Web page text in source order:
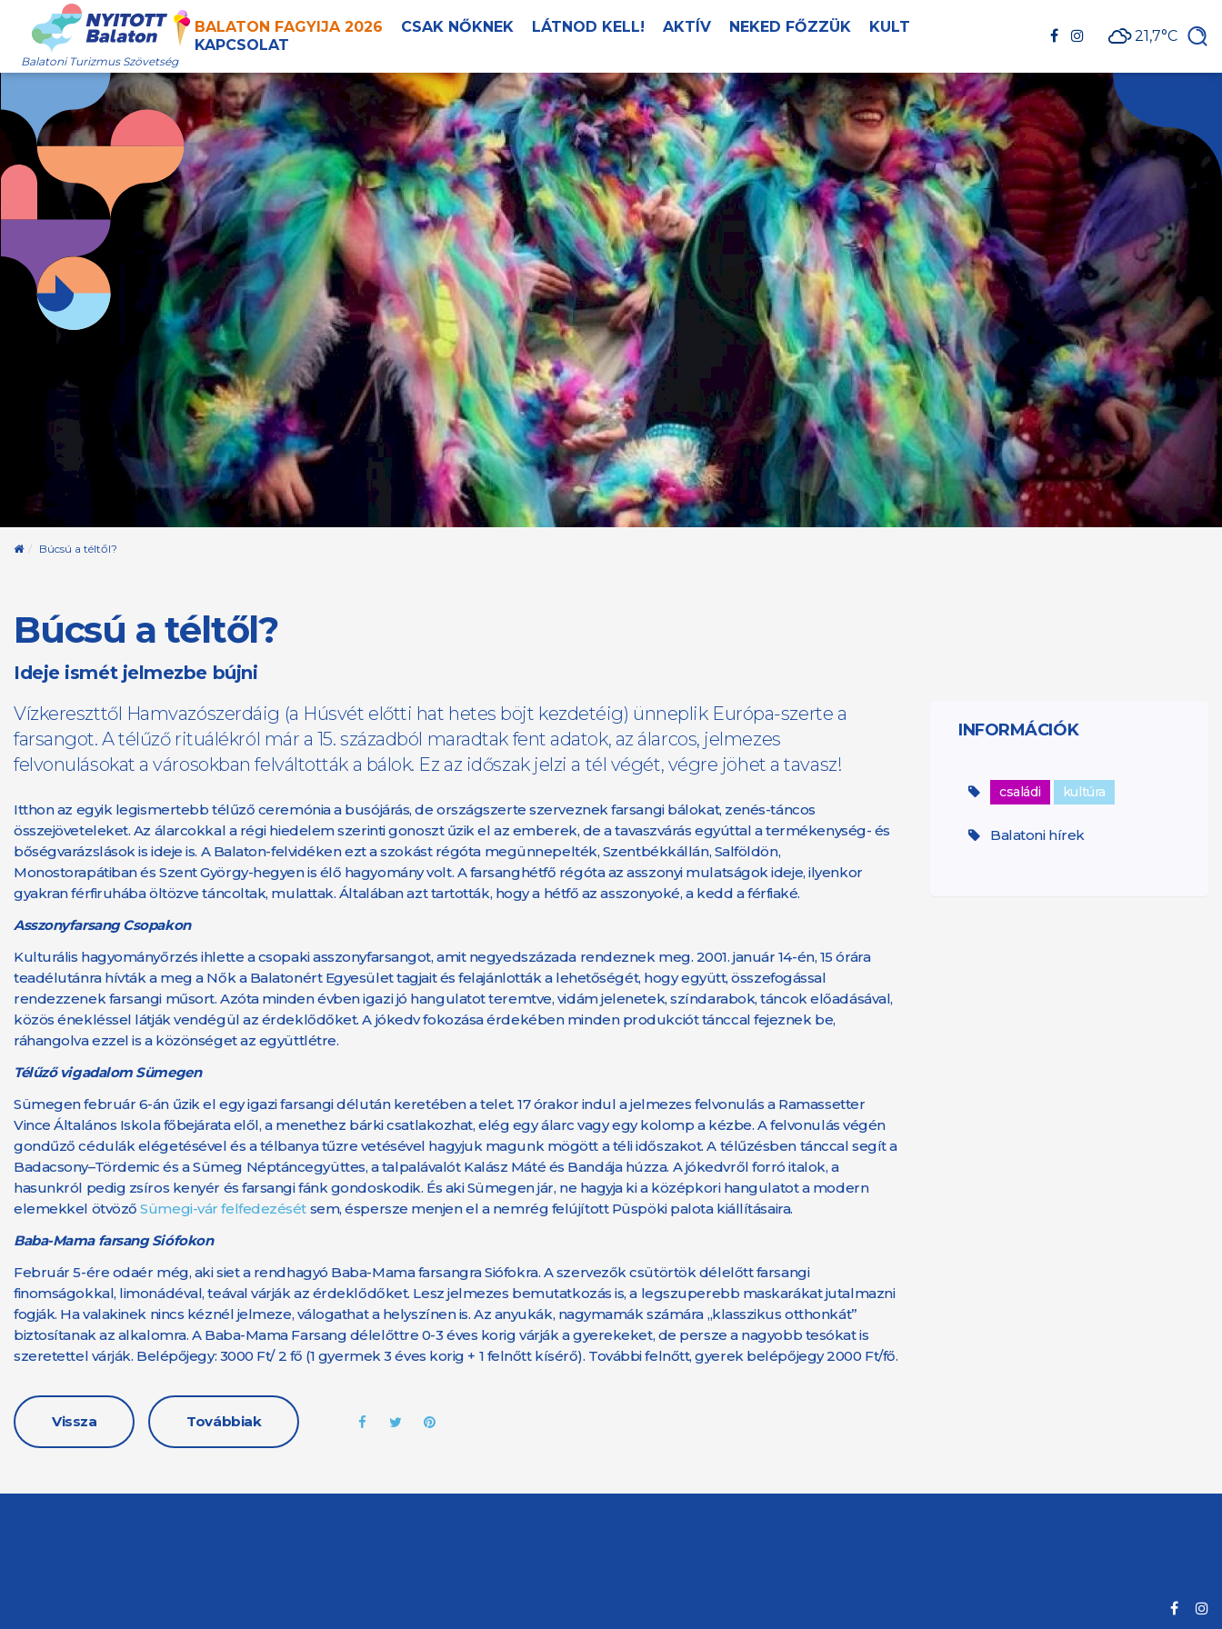
Balatoni Turizmus Szövetség
BALATON FAGYIJA 2026 CSAK NŐKNEK LÁTNOD KELL! AKTÍV NEKED FŐZZÜK
KULT
KAPCSOLAT
21,7°C
Kezdőoldal
Búcsú a téltől?
Búcsú a téltől?
Ideje ismét jelmezbe bújni
Vízkereszttől Hamvazószerdáig (a Húsvét előtti hat hetes böjt kezdetéig) ünneplik Európa-szerte a
farsangot. A télűző rituálékról már a 15. századból maradtak fent adatok, az álarcos, jelmezes
felvonulásokat a városokban felváltották a bálok. Ez az időszak jelzi a tél végét, végre jöhet a tavasz!
Itthon az egyik legismertebb télűző ceremónia a busójárás, de országszerte szerveznek farsangi bálokat, zenés-táncos
összejöveteleket. Az álarcokkal a régi hiedelem szerinti gonoszt űzik el az emberek, de a tavaszvárás egyúttal a termékenység- és
bőségvarázslások is ideje is. A Balaton-felvidéken ezt a szokást régóta megünnepelték, Szentbékkállán, Salföldön,
Monostorapátiban és Szent György-hegyen is élő hagyomány volt. A farsanghétfő régóta az asszonyi mulatságok ideje, ilyenkor
gyakran férfiruhába öltözve táncoltak, mulattak. Általában azt tartották, hogy a hétfő az asszonyoké, a kedd a férfiaké.
Asszonyfarsang Csopakon
Kulturális hagyományőrzés ihlette a csopaki asszonyfarsangot, amit negyedszázada rendeznek meg. 2001. január 14-én, 15 órára
teadélutánra hívták a meg a Nők a Balatonért Egyesület tagjait és felajánlották a lehetőségét, hogy együtt, összefogással
rendezzenek farsangi műsort. Azóta minden évben igazi jó hangulatot teremtve, vidám jelenetek, színdarabok, táncok előadásával,
közös énekléssel látják vendégül az érdeklődőket. A jókedv fokozása érdekében minden produkciót tánccal fejeznek be,
ráhangolva ezzel is a közönséget az együttlétre.
Télűző vigadalom Sümegen
Sümegen február 6-án űzik el egy igazi farsangi délután keretében a telet. 17 órakor indul a jelmezes felvonulás a Ramassetter
Vince Általános Iskola főbejárata elől, a menethez bárki csatlakozhat, elég egy álarc vagy egy kolomp a kézbe. A felvonulás végén
gondűző cédulák elégetésével és a télbanya tűzre vetésével hagyjuk magunk mögött a téli időszakot. A télűzésben tánccal segít a
Badacsony–Tördemic és a Sümeg Néptáncegyüttes, a talpalávalót Kalász Máté és Bandája húzza. A jókedvről forró italok, a
hasunkról pedig zsíros kenyér és farsangi fánk gondoskodik. És aki Sümegen jár, ne hagyja ki a középkori hangulatot a modern
elemekkel ötvözőSümegi-vár felfedezését sem, éspersze menjen el a nemrég felújított Püspöki palota kiállításaira.
Baba-Mama farsang Siófokon
Február 5-ére odaér még, aki siet a rendhagyó Baba-Mama farsangra Siófokra. A szervezők csütörtök délelőtt farsangi
finomságokkal, limonádéval, teával várják az érdeklődőket. Lesz jelmezes bemutatkozás is, a legszuperebb maskarákat jutalmazni
fogják. Ha valakinek nincs kéznél jelmeze, válogathat a helyszínen is. Az anyukák, nagymamák számára „klasszikus otthonkát”
biztosítanak az alkalomra. A Baba-Mama Farsang délelőttre 0-3 éves korig várják a gyerekeket, de persze a nagyobb tesókat is
szeretettel várják. Belépőjegy: 3000 Ft/ 2 fő (1 gyermek 3 éves korig + 1 felnőtt kísérő). További felnőtt, gyerek belépőjegy 2000 Ft/fő.
INFORMÁCIÓK
családi kultúra
Balatoni hírek
Vissza Továbbiak